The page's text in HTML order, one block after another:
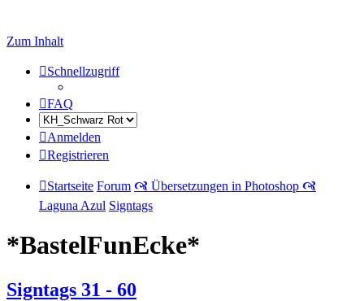
Zum Inhalt
Schnellzugriff
FAQ
Anmelden
Registrieren
Startseite Forum 🙧 Übersetzungen in Photoshop 🙧
Laguna Azul Signtags
*BastelFunEcke*
Signtags 31 - 60